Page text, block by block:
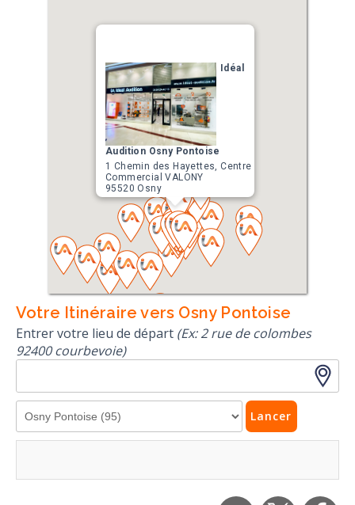
Idéal
Audition Osny Pontoise
1 Chemin des Hayettes, Centre
Commercial VALONY
95520 Osny
Votre Itinéraire vers Osny Pontoise
Entrer votre lieu de départ (Ex: 2 rue de colombes
92400 courbevoie)
Lancer